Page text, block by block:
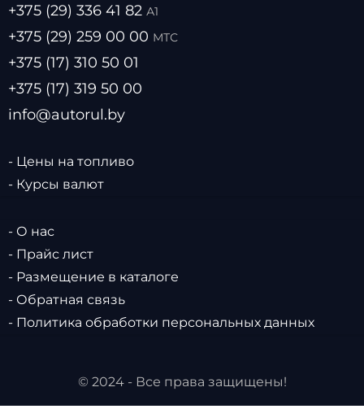
+375 (29) 336 41 82 А1
+375 (29) 259 00 00 МТС
+375 (17) 310 50 01
+375 (17) 319 50 00
info@autorul.by
- Цены на топливо
- Курсы валют
- О нас
- Прайс лист
- Размещение в каталоге
- Обратная связь
- Политика обработки персональных данных
© 2024 - Все права защищены!